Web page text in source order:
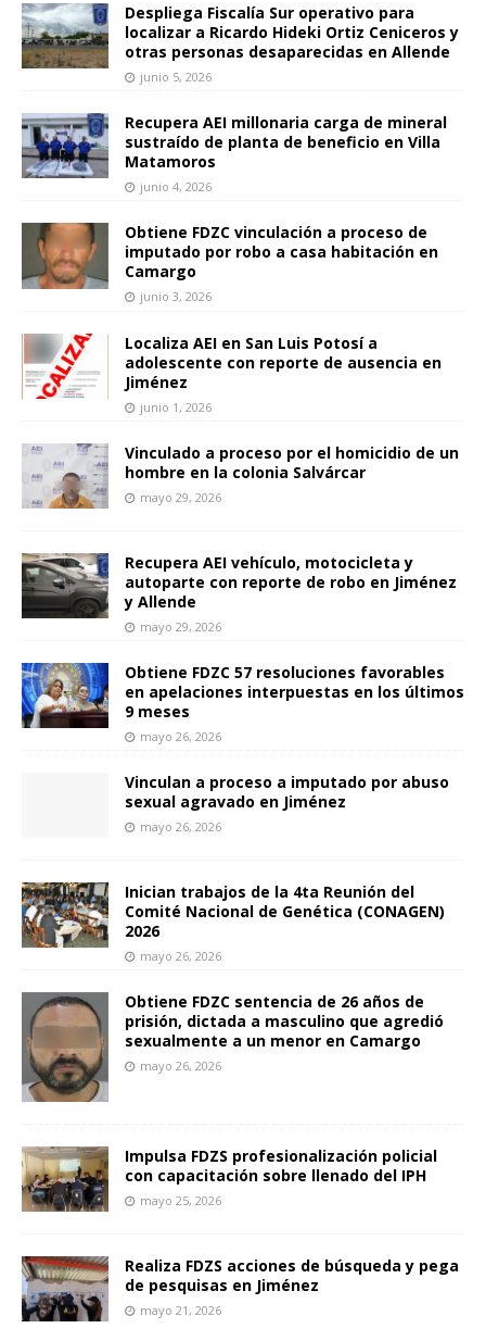
Despliega Fiscalía Sur operativo para
localizar a Ricardo Hideki Ortiz Ceniceros y
otras personas desaparecidas en Allende
junio 5, 2026
Recupera AEI millonaria carga de mineral
sustraído de planta de beneficio en Villa
Matamoros
junio 4, 2026
Obtiene FDZC vinculación a proceso de
imputado por robo a casa habitación en
Camargo
junio 3, 2026
Localiza AEI en San Luis Potosí a
adolescente con reporte de ausencia en
Jiménez
junio 1, 2026
Vinculado a proceso por el homicidio de un
hombre en la colonia Salvárcar
mayo 29, 2026
Recupera AEI vehículo, motocicleta y
autoparte con reporte de robo en Jiménez
y Allende
mayo 29, 2026
Obtiene FDZC 57 resoluciones favorables
en apelaciones interpuestas en los últimos
9 meses
mayo 26, 2026
Vinculan a proceso a imputado por abuso
sexual agravado en Jiménez
mayo 26, 2026
Inician trabajos de la 4ta Reunión del
Comité Nacional de Genética (CONAGEN)
2026
mayo 26, 2026
Obtiene FDZC sentencia de 26 años de
prisión, dictada a masculino que agredió
sexualmente a un menor en Camargo
mayo 26, 2026
Impulsa FDZS profesionalización policial
con capacitación sobre llenado del IPH
mayo 25, 2026
Realiza FDZS acciones de búsqueda y pega
de pesquisas en Jiménez
mayo 21, 2026